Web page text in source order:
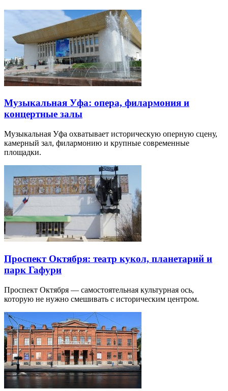
Музыкальная Уфа: опера, филармония и
концертные залы
Музыкальная Уфа охватывает историческую оперную сцену,
камерный зал, филармонию и крупные современные
площадки.
Проспект Октября: театр кукол, планетарий и
парк Гафури
Проспект Октября — самостоятельная культурная ось,
которую не нужно смешивать с историческим центром.